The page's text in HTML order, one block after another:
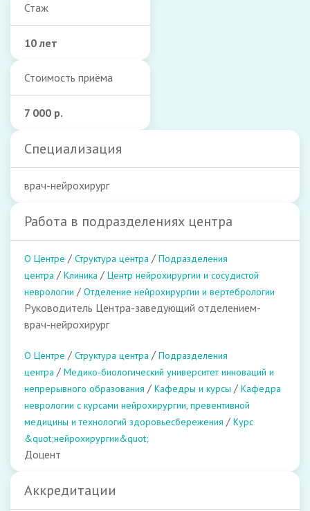
Стаж
10 лет
Стоимость приёма
7 000 р.
Специализация
врач-нейрохирург
Работа в подразделениях центра
О Центре / Структура центра / Подразделения
центра / Клиника / Центр нейрохирургии и сосудистой
неврологии / Отделение нейрохирургии и вертебрологии
Руководитель Центра-заведующий отделением-
врач-нейрохирург
О Центре / Структура центра / Подразделения
центра / Медико-биологический университет инноваций и
непрерывного образования / Кафедры и курсы / Кафедра
неврологии с курсами нейрохирургии, превентивной
медицины и технологий здоровьесбережения / Курс
&quot;нейрохирургии&quot;
Доцент
Аккредитации